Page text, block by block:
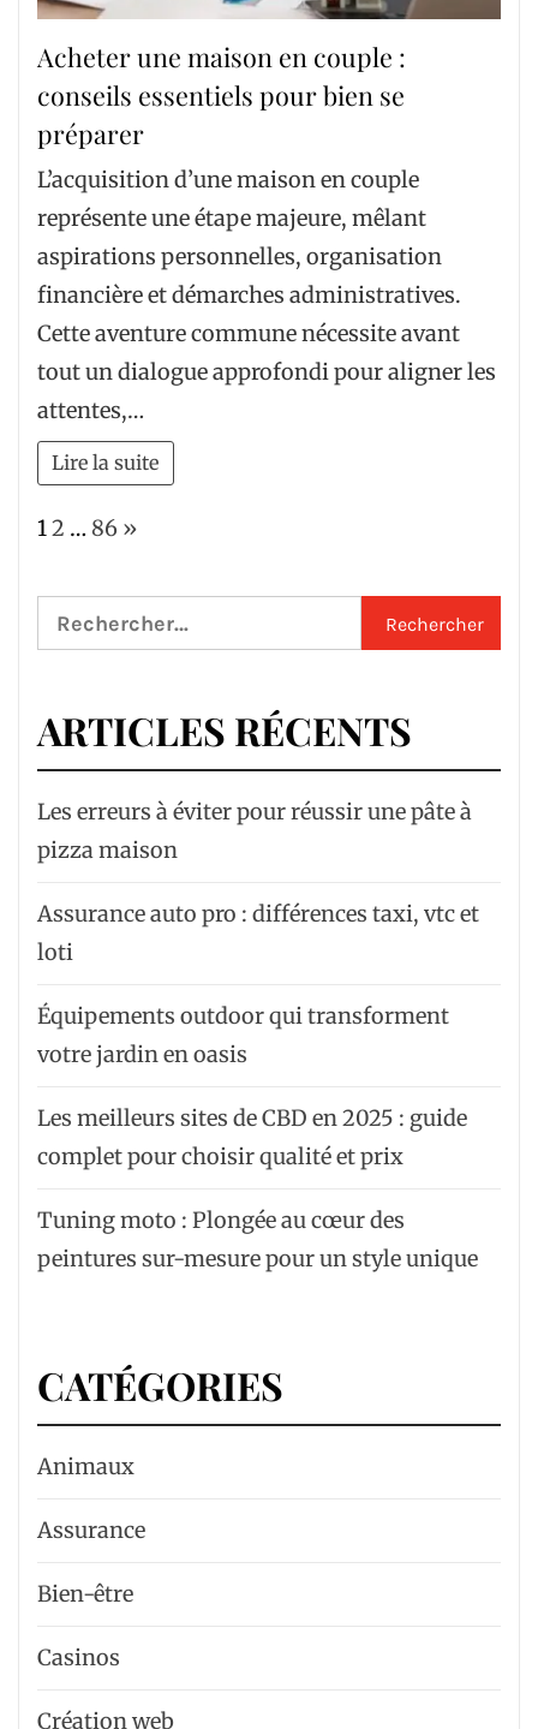
Acheter une maison en couple :
conseils essentiels pour bien se
préparer
L’acquisition d’une maison en couple
représente une étape majeure, mêlant
aspirations personnelles, organisation
financière et démarches administratives.
Cette aventure commune nécessite avant
tout un dialogue approfondi pour aligner les
attentes,…
Lire la suite
Page:
12 … 86 Next
»
Rechercher :
ARTICLES RÉCENTS
Les erreurs à éviter pour réussir une pâte à
pizza maison
Assurance auto pro : différences taxi, vtc et
loti
Équipements outdoor qui transforment
votre jardin en oasis
Les meilleurs sites de CBD en 2025 : guide
complet pour choisir qualité et prix
Tuning moto : Plongée au cœur des
peintures sur-mesure pour un style unique
CATÉGORIES
Animaux
Assurance
Bien-être
Casinos
Création web